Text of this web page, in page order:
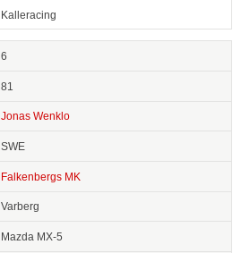
Kalleracing
6
81
Jonas Wenklo
SWE
Falkenbergs MK
Varberg
Mazda MX-5